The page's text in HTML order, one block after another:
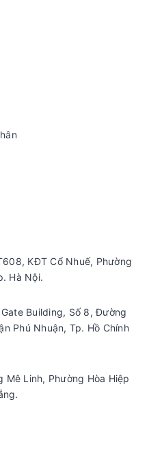
KĐT Cổ Nhuế, Phường
Hà Nội.
Building, Số 8, Đường
Phú Nhuận, Tp. Hồ Chính
Linh, Phường Hòa Hiệp